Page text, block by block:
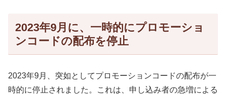
2023年9月に、一時的にプロモーショ
ンコードの配布を停止
2023年9月、突如としてプロモーションコードの配布が一
時的に停止されました。これは、申し込み者の急増による